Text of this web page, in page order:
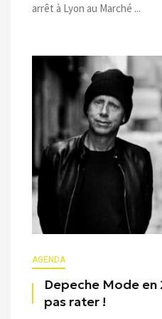
arrêt à Lyon au Marché ...
AGENDA
Depeche Mode en
pas rater !